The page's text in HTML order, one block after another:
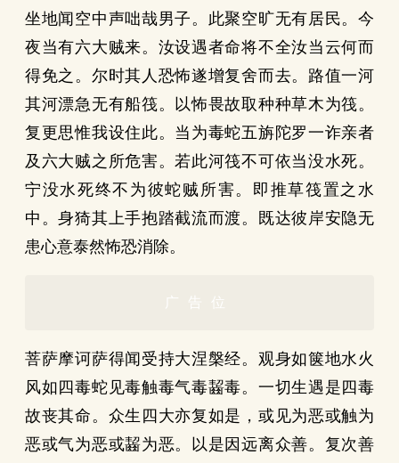
坐地闻空中声咄哉男子。此聚空旷无有居民。今
夜当有六大贼来。汝设遇者命将不全汝当云何而
得免之。尔时其人恐怖遂增复舍而去。路值一河
其河漂急无有船筏。以怖畏故取种种草木为筏。
复更思惟我设住此。当为毒蛇五旃陀罗一诈亲者
及六大贼之所危害。若此河筏不可依当没水死。
宁没水死终不为彼蛇贼所害。即推草筏置之水
中。身猗其上手抱踏截流而渡。既达彼岸安隐无
患心意泰然怖恐消除。
广告位
菩萨摩诃萨得闻受持大涅槃经。观身如箧地水火
风如四毒蛇见毒触毒气毒齧毒。一切生遇是四毒
故丧其命。众生四大亦复如是，或见为恶或触为
恶或气为恶或齧为恶。以是因远离众善。复次善